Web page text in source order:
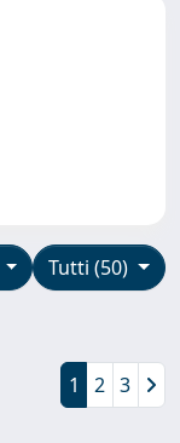
Tutti (50)
1 2 3